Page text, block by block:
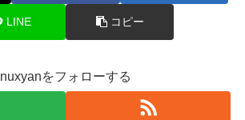
LINE コピー
nuxyanをフォローする